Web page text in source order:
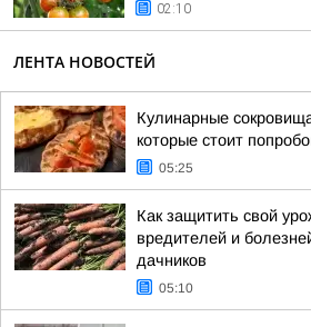
02:10
ЛЕНТА НОВОСТЕЙ
Кулинарные
которые стоит
05:25
Как защитить свой
вредителей и
дачников
05:10